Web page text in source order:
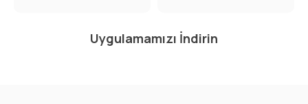
Uygulamamızı İndirin